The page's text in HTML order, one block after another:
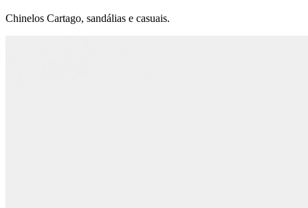
Chinelos Cartago, sandálias e casuais.